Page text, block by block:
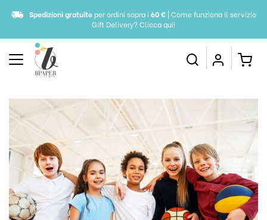
Spedizioni gratuiteper ordini sopra i 60 €| Come funziona il servizio
Gift Delivery?Clicca qui!